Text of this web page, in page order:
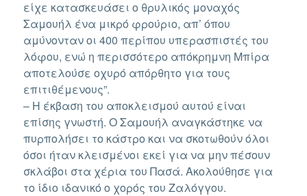
είχε κατασκευάσει ο θρυλικός μοναχός
Σαμουήλ ένα μικρό φρούριο, απ’ όπου
αμύνονταν οι 400 περίπου υπερασπιστές του
λόφου, ενώ η περισσότερο απόκρημνη Μπίρα
αποτελούσε οχυρό απόρθητο για τους
επιτιθέμενους”.
– Η έκβαση του αποκλεισμού αυτού είναι
επίσης γνωστή. Ο Σαμουήλ αναγκάστηκε να
πυρπολήσει το κάστρο και να σκοτωθούν όλοι
όσοι ήταν κλεισμένοι εκεί για να μην πέσουν
σκλάβοι στα χέρια του Πασά. Ακολούθησε για
το ίδιο ιδανικό ο χορός του Ζαλόγγου.